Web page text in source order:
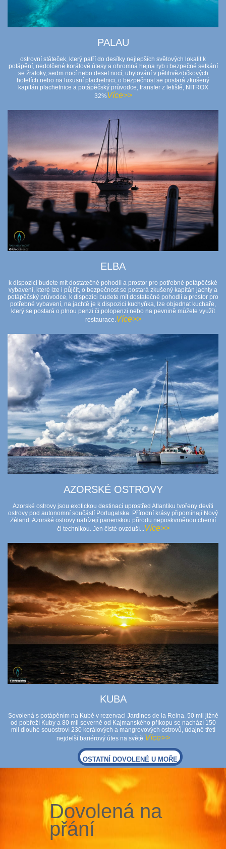
PALAU
ostrovní státeček, který patří do desítky nejlepších světových lokalit k
potápění, nedotčené korálové útesy a ohromná hejna ryb i bezpečné setkání
se žraloky, sedm nocí nebo deset nocí, ubytování v pětihvězdičkových
hotelích nebo na luxusní plachetnici, o bezpečnost se postará zkušený
kapitán plachetnice a potápěčský průvodce, transfer z letiště, NITROX
32%Více>>
ELBA
k dispozici budete mít dostatečné pohodlí a prostor pro potřebné potápěčské
vybavení, které lze i půjčit, o bezpečnost se postará zkušený kapitán jachty a
potápěčský průvodce, k dispozici budete mít dostatečné pohodlí a prostor pro
potřebné vybavení, na jachtě je k dispozici kuchyňka, lze objednat kuchaře,
který se postará o plnou penzi či polopenzi nebo na pevnině můžete využít
restaurace. Více>>
AZORSKÉ OSTROVY
Azorské ostrovy jsou exotickou destinací uprostřed Atlantiku tvořeny devíti
ostrovy pod autonomní součástí Portugalska. Přírodní krásy připomínají Nový
Zéland. Azorské ostrovy nabízejí panenskou přírodu neposkvrněnou chemií
či technikou. Jen čisté ovzduší...Více>>
KUBA
Sovolená s potápěním na Kubě v rezervaci Jardines de la Reina. 50 mil jižně
od pobřeží Kuby a 80 mil severně od Kajmanského příkopu se nachází 150
mil dlouhé souostroví 230 korálových a mangrovových ostrovů, údajně třetí
nejdelší bariérový útes na světě.Více>>
OSTATNÍ DOVOLENÉ U MOŘE
Dovolená na
přání